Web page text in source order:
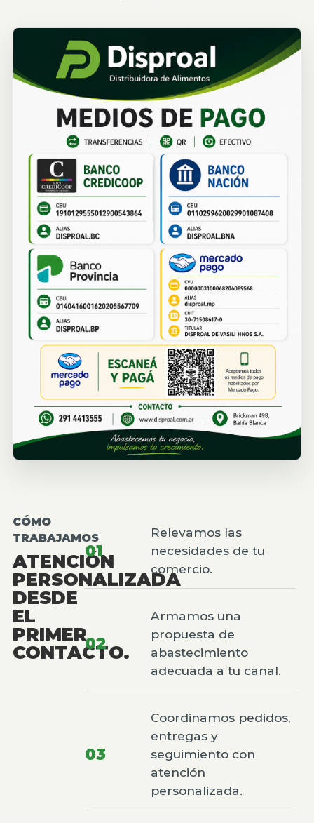
CÓMO
TRABAJAMOS
ATENCIÓN
PERSONALIZADA
DESDE
EL
PRIMER
CONTACTO.
01
Relevamos las
necesidades de tu
comercio.
02
Armamos una
propuesta de
abastecimiento
adecuada a tu canal.
03
Coordinamos pedidos,
entregas y
seguimiento con
atención
personalizada.